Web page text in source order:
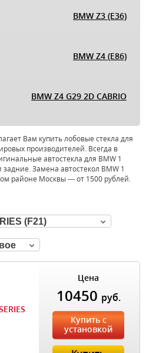
BMW Z3 (E36)
BMW Z4 (E86)
BMW Z4 G29 2D CABRIO
Вам купить лобовые стекла для
производителей. Всегда в
автостекла для BMW 1
задние. Замена автостекол BMW 1
районе Москвы — от 1500 рублей.
(F21)
Цена
10450 руб.
Купить с
установкой